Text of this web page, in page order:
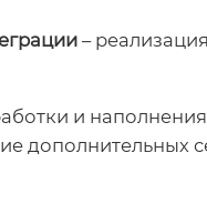
–
и
дополнительных